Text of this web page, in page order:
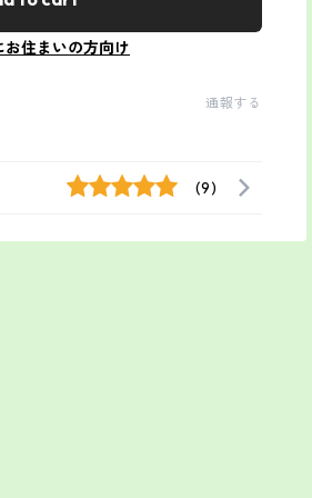
お住まいの方向け
通報する
(9)